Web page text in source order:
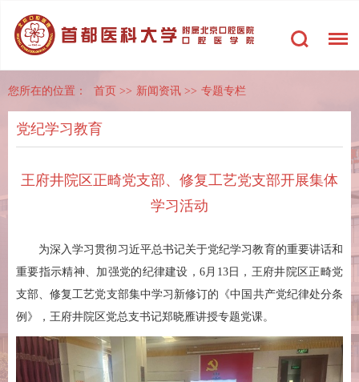
您所在的位置： 首页 >> 新闻资讯 >> 专题专栏
党纪学习教育
王府井院区正畸党支部、修复工艺党支部开展集体
学习活动
为深入学习贯彻习近平总书记关于党纪学习教育的重要讲话和
重要指示精神、加强党的纪律建设，6月13日，王府井院区正畸党
支部、修复工艺党支部集中学习新修订的《中国共产党纪律处分条
例》，王府井院区党总支书记郑晓雁讲授专题党课。